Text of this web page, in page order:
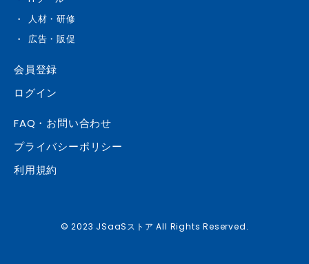
人材・研修
広告・販促
会員登録
ログイン
FAQ・お問い合わせ
プライバシーポリシー
利用規約
© 2023 JSaaSストア All Rights Reserved.